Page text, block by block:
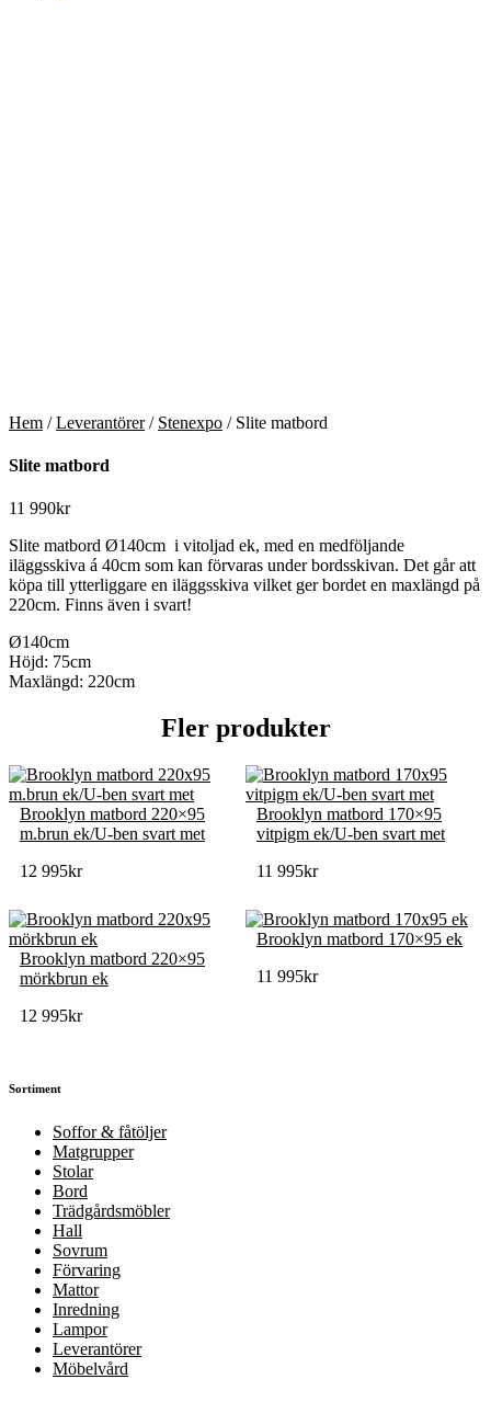
Hem /Leverantörer/ Stenexpo / Slite matbord
Slite matbord
11 990kr
Slite matbord Ø140cm i vitoljad ek, med en medföljande
iläggsskiva á 40cm som kan förvaras under bordsskivan. Det går att
köpa till ytterliggare en iläggsskiva vilket ger bordet en maxlängd på
220cm. Finns även i svart!
Ø140cm
Höjd: 75cm
Maxlängd: 220cm
Fler produkter
Brooklyn matbord 220×95
m.brun ek/U-ben svart met
12 995kr
Brooklyn matbord 170×95
vitpigm ek/U-ben svart met
11 995kr
Brooklyn matbord 220×95
mörkbrun ek
12 995kr
Brooklyn matbord 170×95 ek
11 995kr
Sortiment
Soffor & fåtöljer
Matgrupper
Stolar
Bord
Trädgårdsmöbler
Hall
Sovrum
Förvaring
Mattor
Inredning
Lampor
Leverantörer
Möbelvård